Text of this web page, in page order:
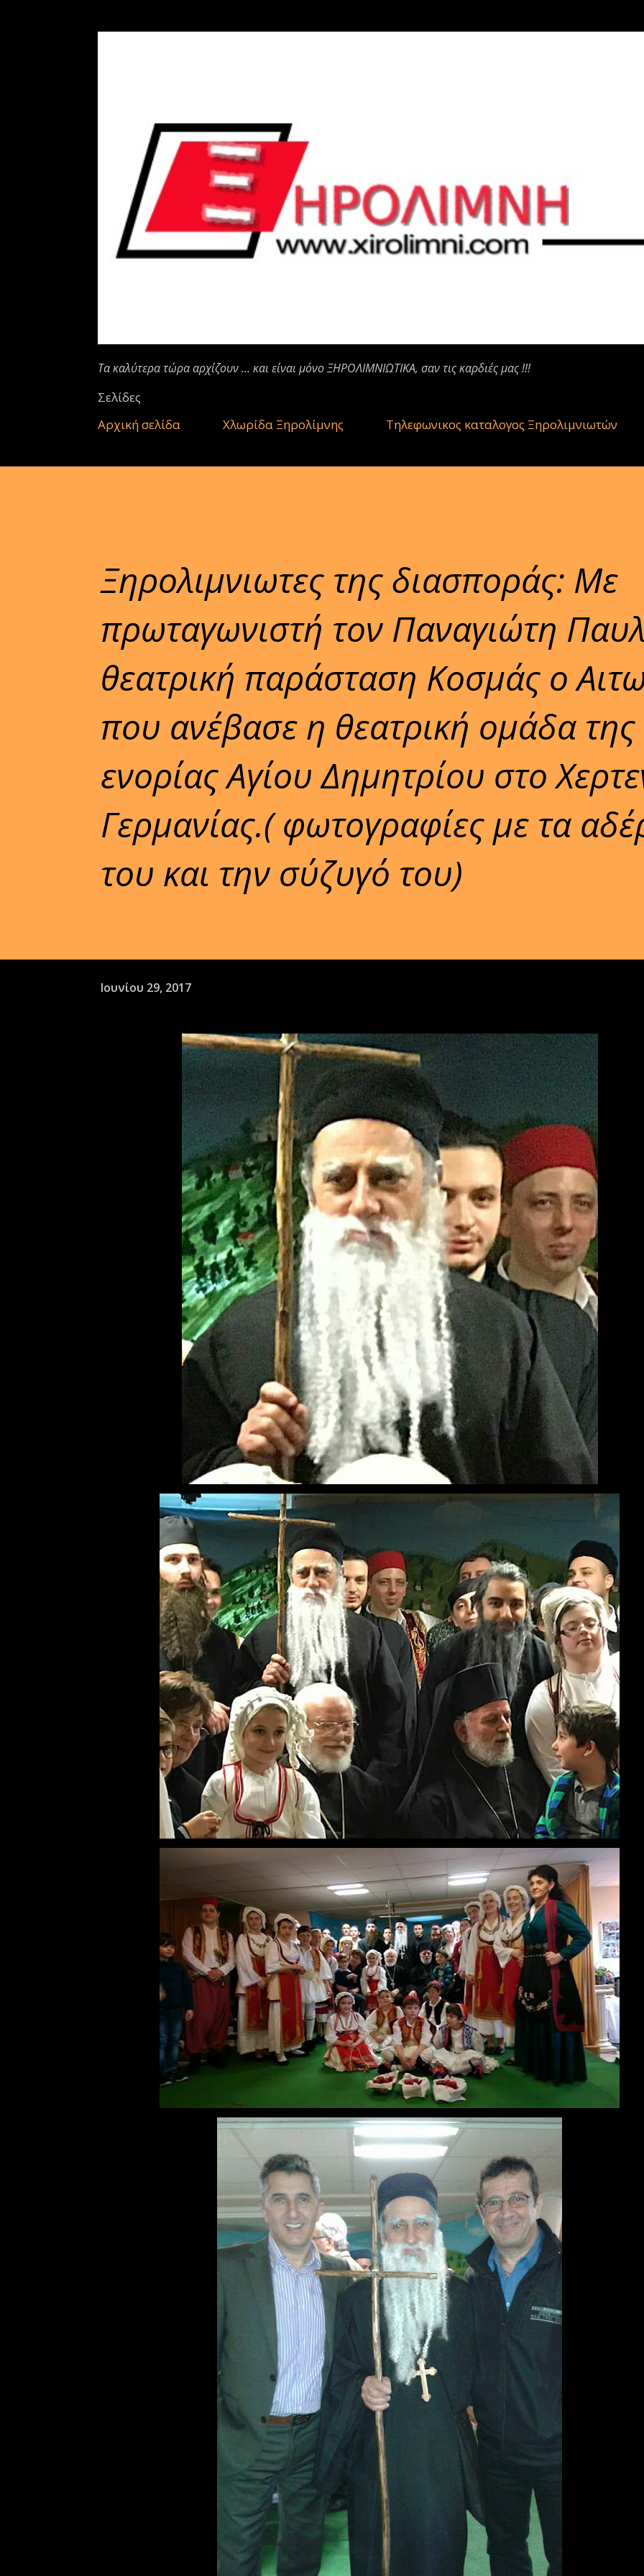
Τα καλύτερα τώρα αρχίζουν ... και είναι μόνο ΞΗΡΟΛΙΜΝΙΩΤΙΚΑ, σαν τις καρδιές μας !!!
Σελίδες
Αρχική σελίδα
Χλωρίδα Ξηρολίμνης Τηλεφωνικος καταλογος Ξηρολιμνιωτών
Ξηρολιμνιωτες της διασποράς: Με
πρωταγωνιστή τον Παναγιώτη
θεατρική παράσταση Κοσμάς ο
που ανέβασε η θεατρική ομάδα της
ενορίας Αγίου Δημητρίου στο
Γερμανίας.( φωτογραφίες με τα
του και την σύζυγό του)
Ιουνίου 29, 2017